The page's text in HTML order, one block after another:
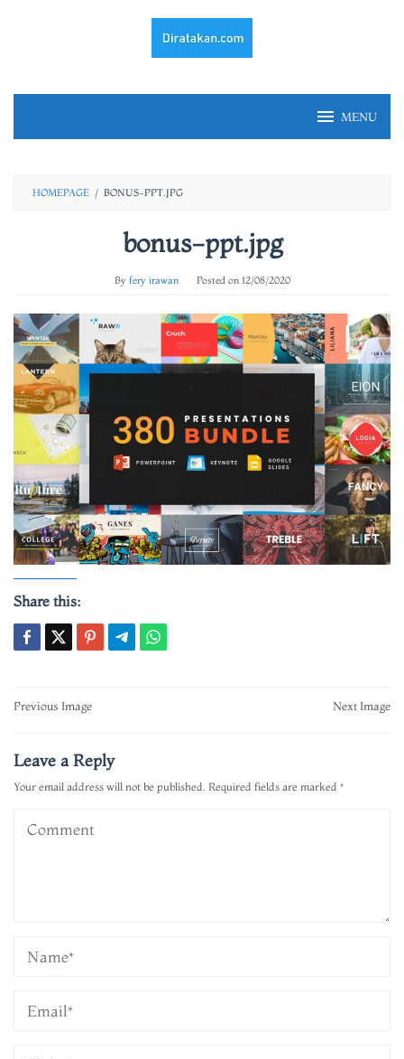
MENU
HOMEPAGE / BONUS-PPT.JPG
bonus-ppt.jpg
By fery irawan Posted on 12/08/2020
Share this:
Post
Previous Image Next Image
Leave a Reply
Your email address will not be published. Required fields are marked *